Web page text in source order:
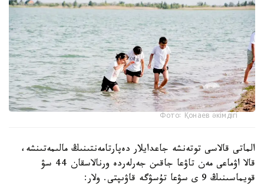
Фото: Қонаев әкімдігі
الماتى قالاسى توتەنشە جاعدايلار دەپارتامەنتىنىڭ مالىمەتىنشە،
قالا اۋماعى مەن تاۋعا جاقىن جەرلەردە ورنالاسقان 44 سۋ
قويماسىنىڭ 9 ى سۋعا تۇسۋگە قاۋىپتى. ولار: